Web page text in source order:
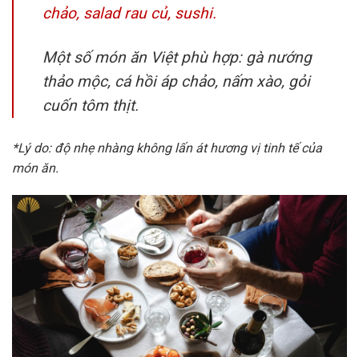
chảo, salad rau củ, sushi.
Một số món ăn Việt phù hợp: gà nướng
thảo mộc, cá hồi áp chảo, nấm xào, gỏi
cuốn tôm thịt.
*Lý do: độ nhẹ nhàng không lấn át hương vị tinh tế của
món ăn.